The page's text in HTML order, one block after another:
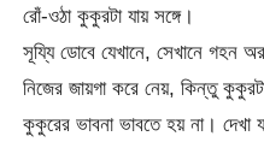
রোঁ-ওঠা কুকুরটা যায় সঙ্গে।
সূয্যি ডোবে যেখানে, সেখানে গহন
নিজের জায়গা করে নেয়, কিন্তু
কুকুরের ভাবনা ভাবতে হয় না। দেখা